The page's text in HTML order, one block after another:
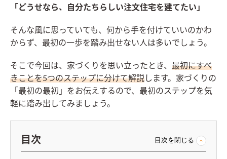
「どうせなら、自分たちらしい注文住宅を建てたい」
そんな風に思っていても、何から手を付けていいのかわ
からず、最初の一歩を踏み出せない人は多いでしょう。
そこで今回は、家づくりを思い立ったとき、 最初にすべ
きことを5つのステップに分けて解説します。家づくりの
「最初の最初」をお伝えするので、最初のステップを気
軽に踏み出してみましょう。
目次 目次を閉じる